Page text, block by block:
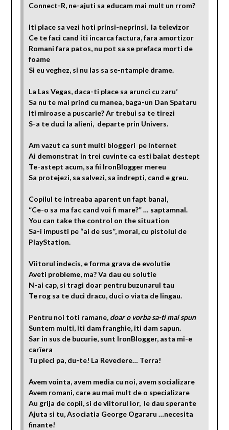
Connect-R, ne-ajuti sa educam mai mult un rrom?
Iti place sa vezi hoti prinsi-neprinsi, la televizor
Ce te faci cand iti incarca factura, fara amortizor
Romani fara patos, nu pot sa se prefaca morti de
foame
Si eu veghez, si nu las sa se-ntample drame.
La Las Vegas, daca-ti place sa arunci cu zaru’
Sa nu te mai prind cu manea, baga-un Dan Spataru
Iti miroase a puscarie? Ar trebui sa te tirezi
S-a te duci la alieni, departe prin Univers.
Am vazut ca sunt multi bloggeri pe Internet
Ai demonstrat in trei cuvinte ca esti baiat destept
Te-astept acum, sa fii IronBlogger mereu
Sa protejezi, sa salvezi, sa indrepti, cand e greu.
Copilul te intreaba aparent un fapt banal,
“Ce-o sa ma fac cand voi fi mare?” … saptamnal.
You can take the control on the situation
Sa-i impusti pe “ai de sus”, moral, cu pistolul de
PlayStation.
Viitorul indecis, e forma grava de evolutie
Aveti probleme, ma? Va dau eu solutie
N-ai cap, si tragi doar pentru buzunarul tau
Te rog sa te duci dracu, duci o viata de lingau.
Pentru noi toti ramane, doar o vorba sa-ti mai spun
Suntem multi, iti dam franghie, iti dam sapun.
Sar in sus de bucurie, sunt IronBlogger, asta mi-e
carïera
Tu pleci pa, du-te! La Revedere… Terra!
Avem vointa, avem media cu noi, avem socializare
Avem romani, care au mai mult de o specializare
Au grija de copii, si de viitorul lor, le dau sperante
Ajuta si tu, Asociatia George Ogararu …necesita
finante!